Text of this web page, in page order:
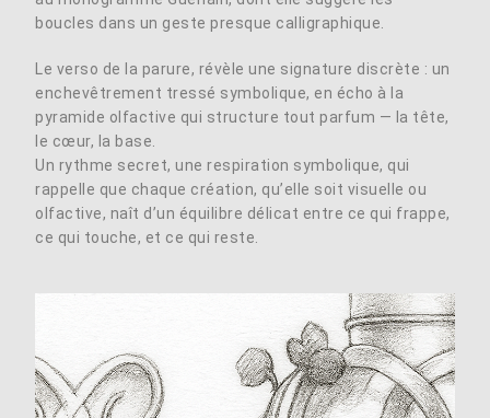
boucles dans un geste presque calligraphique.
Le verso de la parure, révèle une signature discrète : un
enchevêtrement tressé symbolique, en écho à la
pyramide olfactive qui structure tout parfum — la tête,
le cœur, la base.
Un rythme secret, une respiration symbolique, qui
rappelle que chaque création, qu’elle soit visuelle ou
olfactive, naît d’un équilibre délicat entre ce qui frappe,
ce qui touche, et ce qui reste.